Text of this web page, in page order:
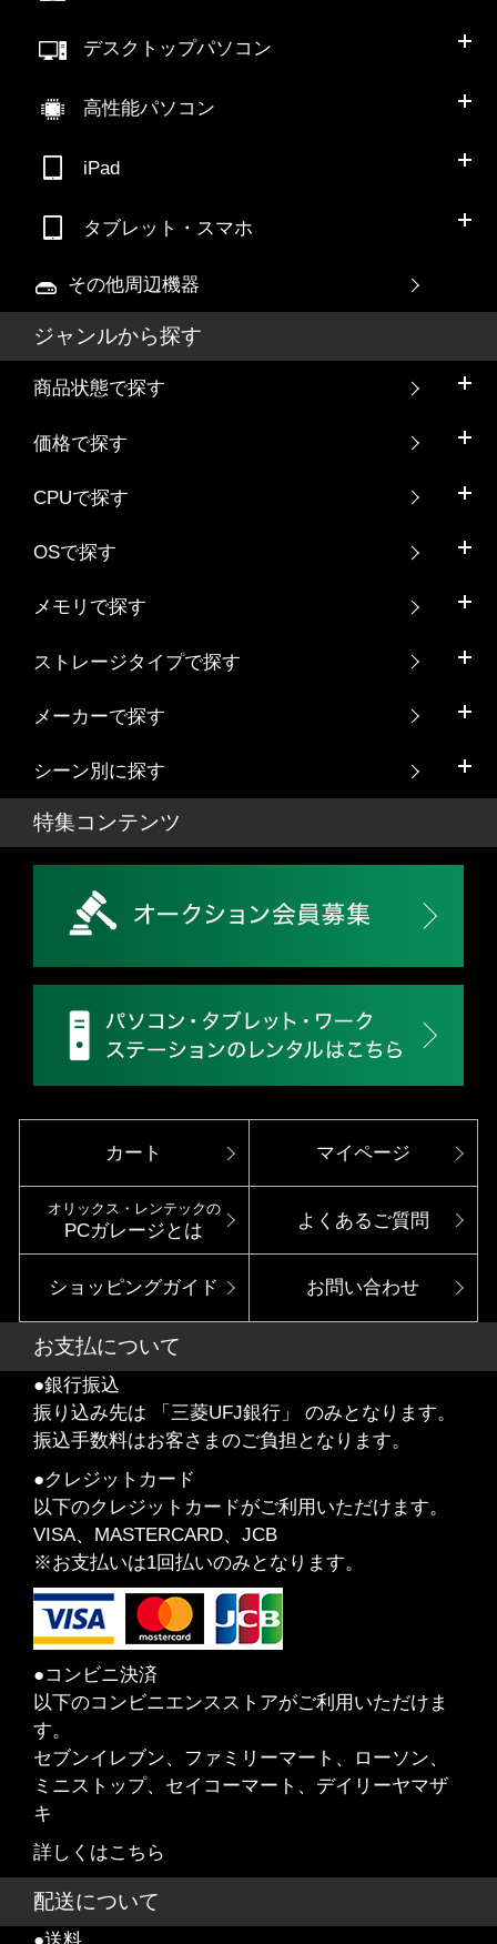
デスクトップパソコン
高性能パソコン
iPad
タブレット・スマホ
その他周辺機器
ジャンルから探す
商品状態で探す
価格で探す
CPUで探す
OSで探す
メモリで探す
ストレージタイプで探す
メーカーで探す
シーン別に探す
特集コンテンツ
カート マイページ
オリックス・レンテックの
PCガレージとは
よくあるご質問
ショッピングガイド お問い合わせ
お支払について
●銀行振込
振り込み先は 「三菱UFJ銀行」 のみとなります。
振込手数料はお客さまのご負担となります。
●クレジットカード
以下のクレジットカードがご利用いただけます。
VISA、MASTERCARD、JCB
※お支払いは1回払いのみとなります。
●コンビニ決済
以下のコンビニエンスストアがご利用いただけま
す。
セブンイレブン、ファミリーマート、ローソン、
ミニストップ、セイコーマート、デイリーヤマザ
キ
詳しくはこちら
配送について